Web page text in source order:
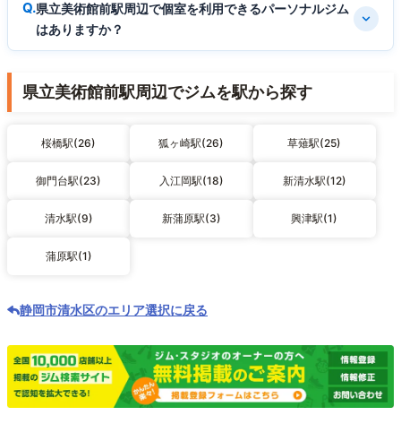
県立美術館前駅周辺で個室を利用できるパーソナルジム
はありますか？
県立美術館前駅周辺でジムを駅から探す
桜橋駅(26) 狐ヶ崎駅(26) 草薙駅(25)
御門台駅(23) 入江岡駅(18) 新清水駅(12)
清水駅(9) 新蒲原駅(3) 興津駅(1)
蒲原駅(1)
静岡市清水区のエリア選択に戻る